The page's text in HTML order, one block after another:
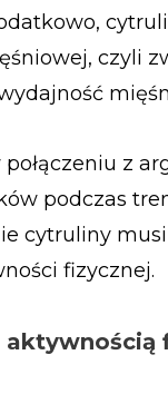
czyli
z
podczas
cytruliny
fizycznej.